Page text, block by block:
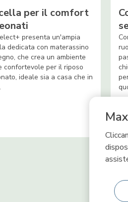
per il comfort
presenta un'ampia
dedicata con materassino
che crea un ambiente
confortevole per il riposo
ideale sia a casa che in